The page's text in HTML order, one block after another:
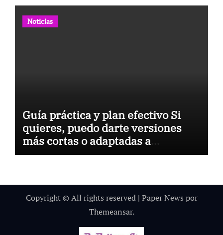
Noticias
Guía práctica y plan efectivo Si
quieres, puedo darte versiones
más cortas o adaptadas a
Facebook, Google o meta title
Copyright © All rights reserved | Paper News por
Themeansar.